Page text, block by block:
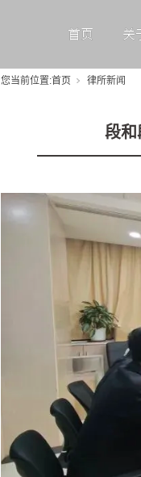
首页 关
您当前位置:首页 律所新闻
段和